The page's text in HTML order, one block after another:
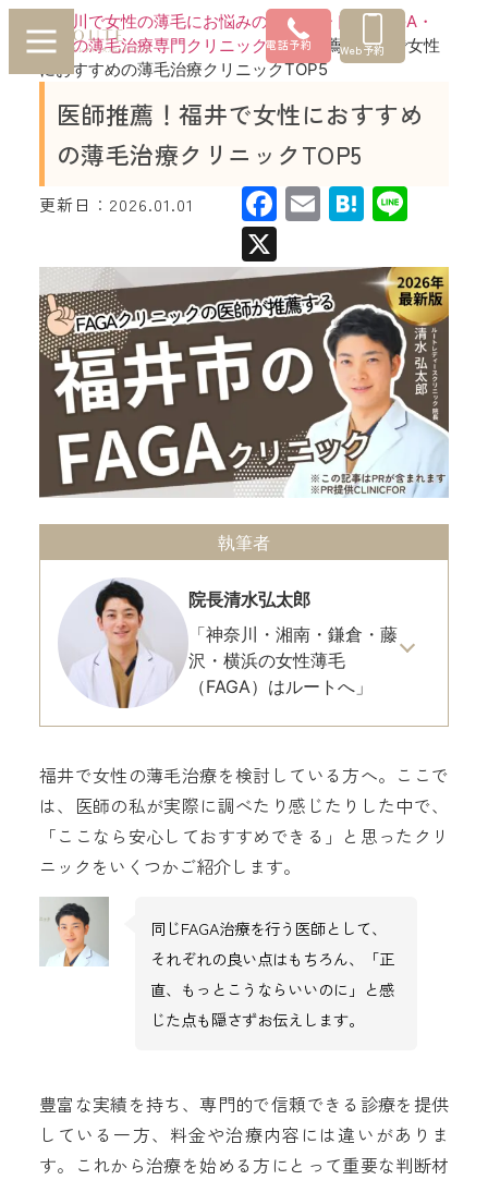
電話予約 Web予約
神奈川で女性の薄毛にお悩みの方はルートへ |FAGA・
女性の薄毛治療専門クリニック»医師推薦！福井で女性
におすすめの薄毛治療クリニックTOP5
医師推薦！福井で女性におすすめ
の薄毛治療クリニックTOP5
更新日： 2026.01.01 Facebook
EmailHatena
執筆者
院長清水弘太郎
「神奈川・湘南・鎌倉・藤
沢・横浜の女性薄毛
（FAGA）はルートへ」
福井で女性の薄毛治療を検討している方へ。ここで
は、医師の私が実際に調べたり感じたりした中で、
「ここなら安心しておすすめできる」と思ったクリ
ニックをいくつかご紹介します。
同じFAGA治療を行う医師として、
それぞれの良い点はもちろん、「正
直、もっとこうならいいのに」と感
じた点も隠さずお伝えします。
豊富な実績を持ち、専門的で信頼できる診療を提供
している一方、料金や治療内容には違いがありま
す。これから治療を始める方にとって重要な判断材